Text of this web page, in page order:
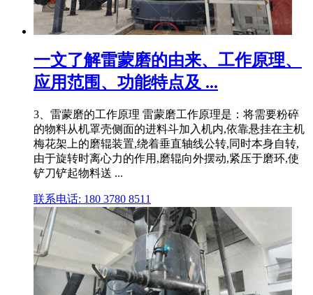
一文了解雷蒙磨的由来、工作原理、
应用范围、功能特点及 ...
3、雷蒙磨的工作原理 雷蒙磨工作原理是：将需要粉碎
的物料从机罩壳侧面的进料斗加入机内,依靠悬挂在主机
梅花架上的磨辊装置,绕着垂直轴线公转,同时本身自转,
由于旋转时离心力的作用,磨辊向外摆动,紧压于磨环,使
铲刀铲起物料送 ...
联系电话: 180 3780 8511